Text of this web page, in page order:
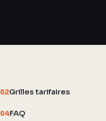
02Grilles tarifaires
04FAQ